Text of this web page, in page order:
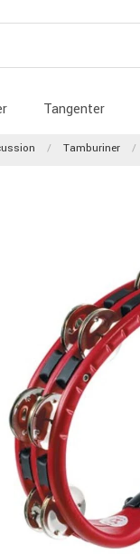
Tangenter
Tamburiner